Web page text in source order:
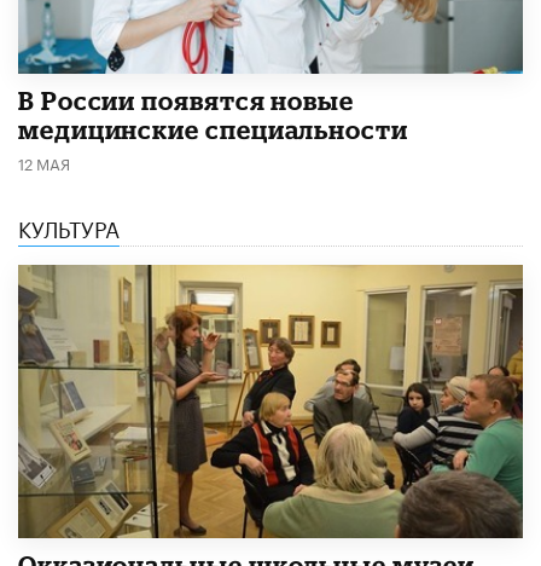
В России появятся новые
медицинские специальности
12 МАЯ
КУЛЬТУРА